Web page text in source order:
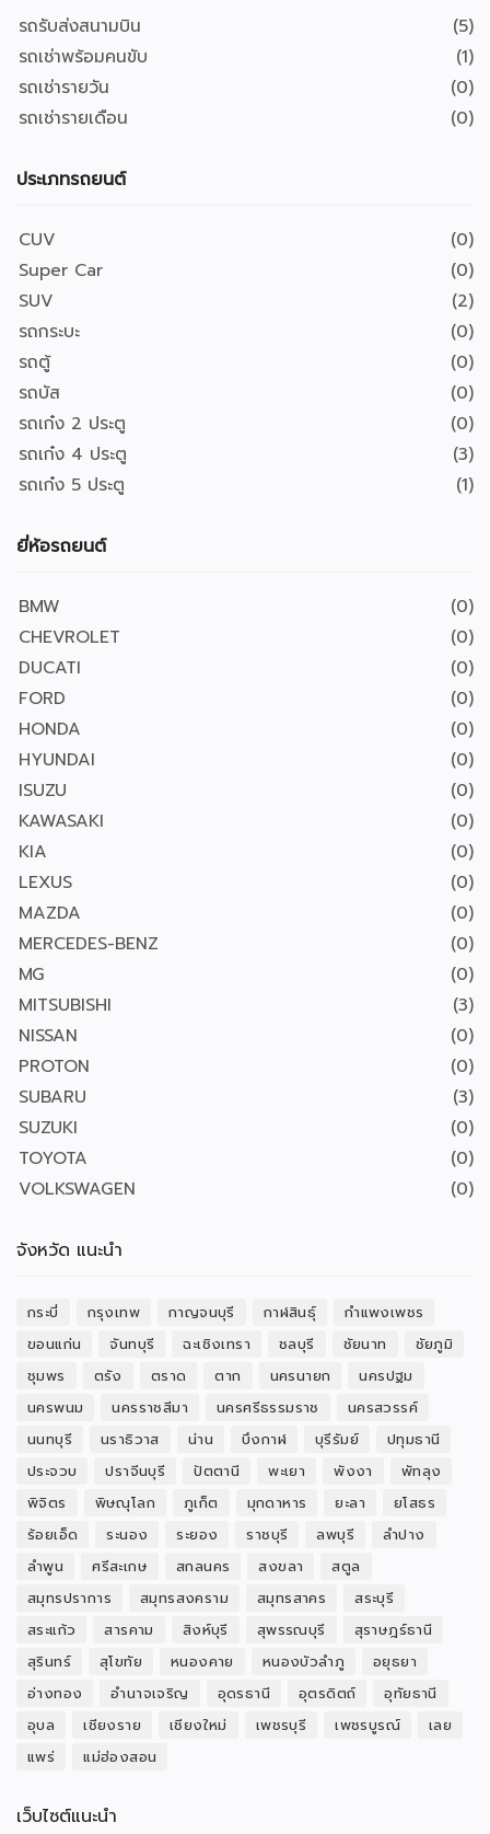
รถรับส่งสนามบิน
(5)
รถเช่าพร้อมคนขับ
(1)
รถเช่ารายวัน
(0)
รถเช่ารายเดือน
(0)
ประเภทรถยนต์
CUV
(0)
Super Car
(0)
SUV
(2)
รถกระบะ
(0)
รถตู้
(0)
รถบัส
(0)
รถเก๋ง 2 ประตู
(0)
รถเก๋ง 4 ประตู
(3)
รถเก๋ง 5 ประตู
(1)
ยี่ห้อรถยนต์
BMW
(0)
CHEVROLET
(0)
DUCATI
(0)
FORD
(0)
HONDA
(0)
HYUNDAI
(0)
ISUZU
(0)
KAWASAKI
(0)
KIA
(0)
LEXUS
(0)
MAZDA
(0)
MERCEDES-BENZ
(0)
MG
(0)
MITSUBISHI
(3)
NISSAN
(0)
PROTON
(0)
SUBARU
(3)
SUZUKI
(0)
TOYOTA
(0)
VOLKSWAGEN
(0)
จังหวัด แนะนำ
กระบี่ กรุงเทพ กาญจนบุรี กาฬสินธุ์
กำแพงเพชร
ขอนแก่น
จันทบุรี ฉะเชิงเทรา ชลบุรี ชัยนาท
ชัยภูมิ
ชุมพร
ตรัง ตราด ตาก นครนายก
นครปฐม
นครพนม
นครราชสีมา นครศรีธรรมราช
นครสวรรค์
นนทบุรี
นราธิวาส น่าน บึงกาฬ บุรีรัมย์
ปทุมธานี
ประจวบ
ปราจีนบุรี ปัตตานี พะเยา พังงา
พัทลุง
พิจิตร
พิษณุโลก ภูเก็ต มุกดาหาร ยะลา
ยโสธร
ร้อยเอ็ด
ระนอง ระยอง ราชบุรี ลพบุรี
ลำปาง
ลำพูน
ศรีสะเกษ สกลนคร สงขลา
สตูล
สมุทรปราการ
สมุทรสงคราม สมุทรสาคร
สระบุรี
สระแก้ว
สารคาม สิงห์บุรี สุพรรณบุรี
สุราษฎร์ธานี
สุรินทร์
สุโขทัย หนองคาย หนองบัวลำภู
อยุธยา
อ่างทอง
อำนาจเจริญ อุดรธานี อุตรดิตถ์
อุทัยธานี
อุบล
เชียงราย เชียงใหม่ เพชรบุรี เพชรบูรณ์
เลย
แพร่
แม่ฮ่องสอน
เว็บไซต์แนะนำ